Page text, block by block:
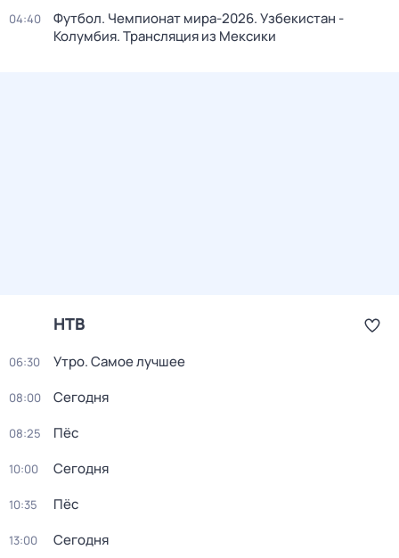
04:40
Футбол. Чемпионат мира-2026. Узбекистан -
Колумбия. Трансляция из Мексики
НТВ
06:30 Утро. Самое лучшее
08:00 Сегодня
08:25 Пёс
10:00 Сегодня
10:35 Пёс
13:00 Сегодня